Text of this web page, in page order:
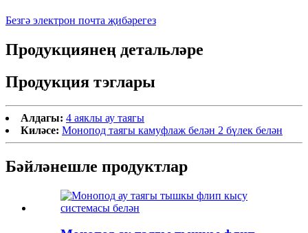
Безгә электрон почта җибәрегез
Продукциянең детальләре
Продукция тэглары
Алдагы: 4 аяклы ау таягы
Киләсе: Монопод таягы камуфлаж белән 2 бүлек белән
Бәйләнешле продуктлар